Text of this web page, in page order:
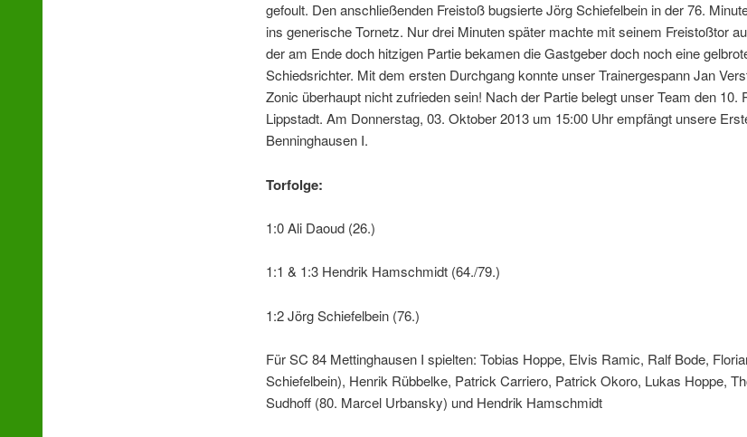
gefoult. Den anschließenden Freistoß bugsierte Jörg Schiefelbein in der 76.
ins generische Tornetz. Nur drei Minuten später machte mit seinem Freistoßtor
der am Ende doch hitzigen Partie bekamen die Gastgeber doch noch eine
Schiedsrichter. Mit dem ersten Durchgang konnte unser Trainergespann Jan
Zonic überhaupt nicht zufrieden sein! Nach der Partie belegt unser Team den 10.
Lippstadt. Am Donnerstag, 03. Oktober 2013 um 15:00 Uhr empfängt unsere
Benninghausen I.
Torfolge:
1:0 Ali Daoud (26.)
1:1 & 1:3 Hendrik Hamschmidt (64./79.)
1:2 Jörg Schiefelbein (76.)
Für SC 84 Mettinghausen I spielten: Tobias Hoppe, Elvis Ramic, Ralf Bode,
Schiefelbein), Henrik Rübbelke, Patrick Carriero, Patrick Okoro, Lukas Hoppe,
Sudhoff (80. Marcel Urbansky) und Hendrik Hamschmidt